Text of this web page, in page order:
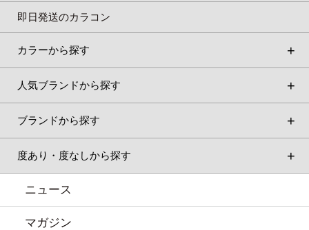
即日発送のカラコン
カラーから探す
人気ブランドから探す
ブランドから探す
度あり・度なしから探す
ニュース
マガジン